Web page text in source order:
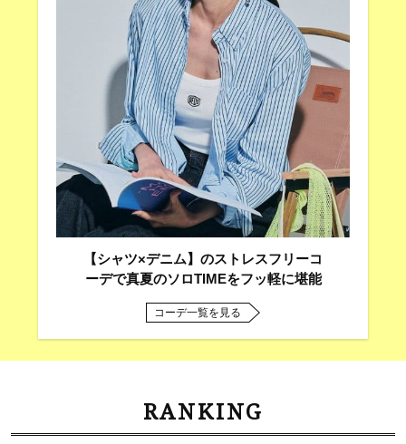
【シャツ×デニム】のストレスフリーコ
ーデで真夏のソロTIMEをフッ軽に堪能
コーデ一覧を見る
RANKING